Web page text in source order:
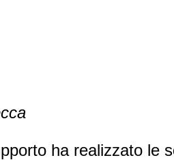
ha realizzato le